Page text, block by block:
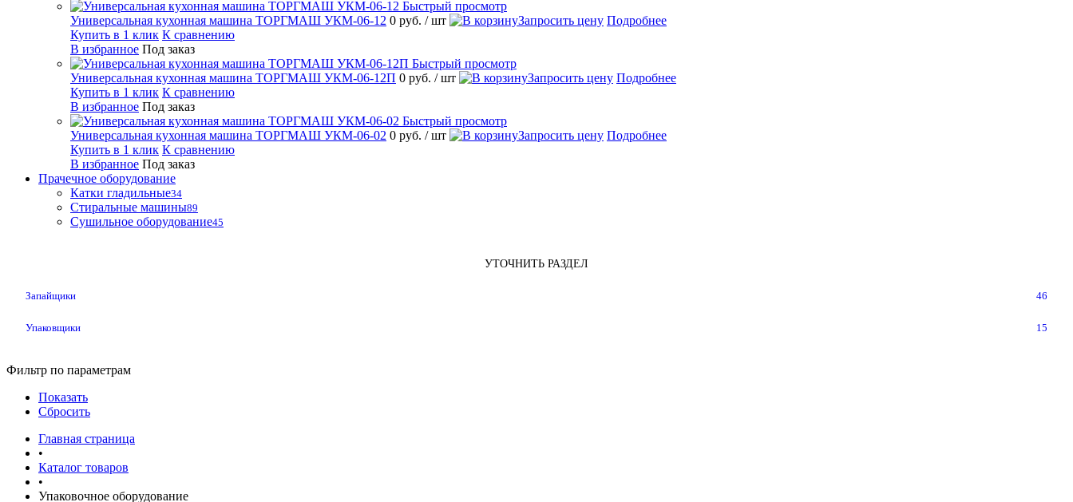
Быстрый просмотр
Универсальная кухонная машина ТОРГМАШ УКМ-06-12 0 руб. / шт Запросить цену Подробнее
Купить в 1 клик К сравнению
В избранное Под заказ
Быстрый просмотр
Универсальная кухонная машина ТОРГМАШ УКМ-06-12П 0 руб. / шт Запросить цену Подробнее
Купить в 1 клик К сравнению
В избранное Под заказ
Быстрый просмотр
Универсальная кухонная машина ТОРГМАШ УКМ-06-02 0 руб. / шт Запросить цену Подробнее
Купить в 1 клик К сравнению
В избранное Под заказ
Прачечное оборудование
Катки гладильные34
Стиральные машины89
Сушильное оборудование45
УТОЧНИТЬ РАЗДЕЛ
Запайщики 46
Упаковщики 15
Фильтр по параметрам
Показать
Сбросить
Главная страница
•
Каталог товаров
•
Упаковочное оборудование